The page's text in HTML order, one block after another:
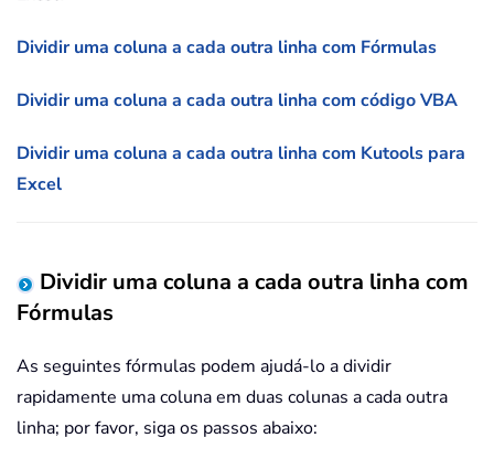
Dividir uma coluna a cada outra linha com Fórmulas
Dividir uma coluna a cada outra linha com código VBA
Dividir uma coluna a cada outra linha com Kutools para
Excel
Dividir uma coluna a cada outra linha com
Fórmulas
As seguintes fórmulas podem ajudá-lo a dividir
rapidamente uma coluna em duas colunas a cada outra
linha; por favor, siga os passos abaixo: